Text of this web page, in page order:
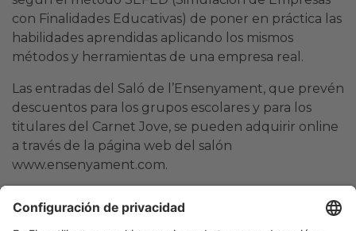
con Finalidades Educativas) de poner en práctica las
habilidades aprendidas aplicando los mismos
métodos y herramientas de una empresa real.
Las entradas del Saló de l’Ensenyament, que prevén
descuentos para los grupos escolares y para los
titulares del Carnet Jove, se pueden adquirir online
a través de la página web del salón
www.ensenyament.com.
Mª Gloria Dilluvio